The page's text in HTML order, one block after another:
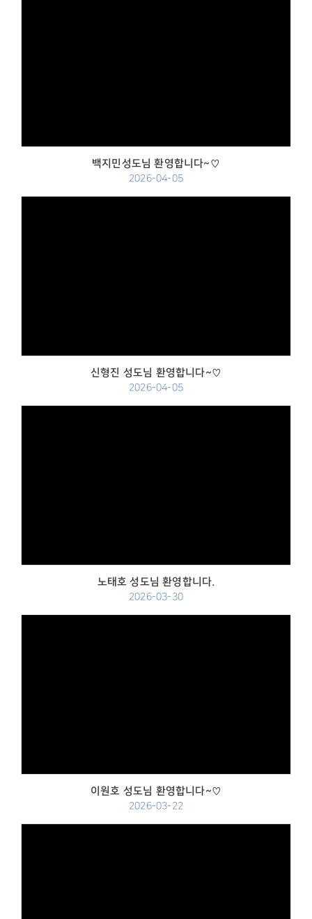
백지민성도님 환영합니다~♡
2026-04-05
신형진 성도님 환영합니다~♡
2026-04-05
노태호 성도님 환영합니다.
2026-03-30
이원호 성도님 환영합니다~♡
2026-03-22